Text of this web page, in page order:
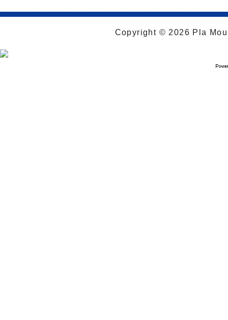
Copyright © 2026 Pla